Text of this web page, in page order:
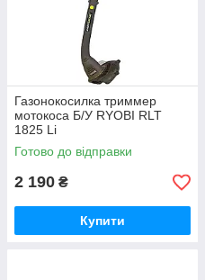
Газонокосилка триммер
мотокоса Б/У RYOBI RLT
1825 Li
Готово до відправки
2 190 ₴
Купити